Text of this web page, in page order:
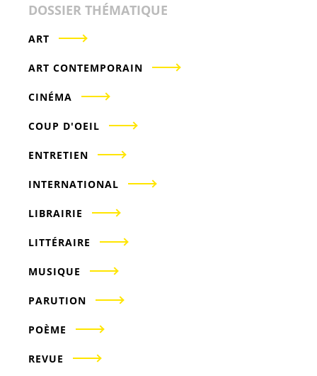
DOSSIER THÉMATIQUE
ART
ART CONTEMPORAIN
CINÉMA
COUP D'OEIL
ENTRETIEN
INTERNATIONAL
LIBRAIRIE
LITTÉRAIRE
MUSIQUE
PARUTION
POÈME
REVUE